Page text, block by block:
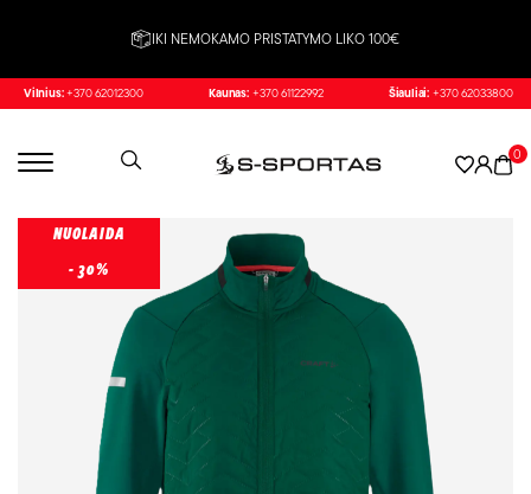
IKI NEMOKAMO PRISTATYMO LIKO 100€
Vilnius: +370 62012300 Kaunas: +370 61122992 Šiauliai: +370 62033800
0
NUOLAIDA
- 30%